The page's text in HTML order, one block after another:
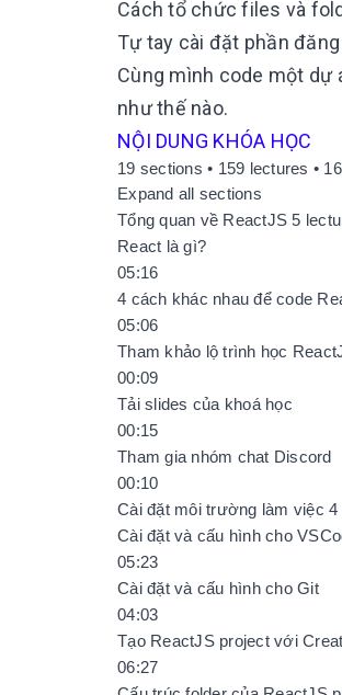
Cách tổ chức files và
Tự tay cài đặt phần
Cùng mình code một dự
như thế nào.
NỘI DUNG KHÓA HỌC
19 sections • 159 lectures •
Expand all sections
Tổng quan về ReactJS 5
React là gì?
05:16
4 cách khác nhau để code
05:06
Tham khảo lộ trình học
00:09
Tải slides của khoá học
00:15
Tham gia nhóm chat Discord
00:10
Cài đặt môi trường làm việc 4
Cài đặt và cấu hình cho
05:23
Cài đặt và cấu hình cho Git
04:03
Tạo ReactJS project với
06:27